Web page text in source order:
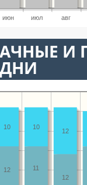
июн июл авг
И
ДНИ
12
11
12
12
10
10